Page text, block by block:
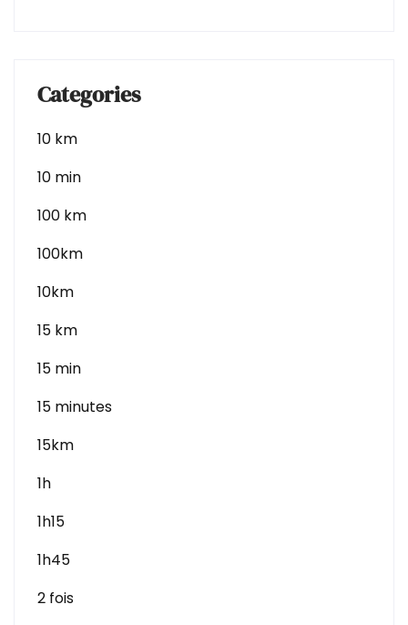
Categories
10 km
10 min
100 km
100km
10km
15 km
15 min
15 minutes
15km
1h
1h15
1h45
2 fois